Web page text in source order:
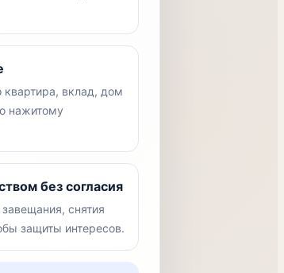
вклад, дом
нажитому
без согласия
снятия
защиты интересов.